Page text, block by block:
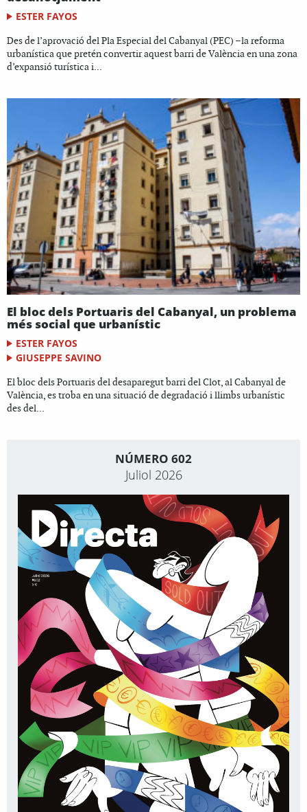
ESTER FAYOS
Des de l’aprovació del Pla Especial del Cabanyal (PEC) –la reforma
urbanística que pretén convertir aquest barri de València en una zona
d’expansió turística i...
El bloc dels Portuaris del Cabanyal, un problema
més social que urbanístic
ESTER FAYOS
GIUSEPPE SAVINO
El bloc dels Portuaris del desaparegut barri del Clot, al Cabanyal de
València, es troba en una situació de degradació i llimbs urbanístic
des del...
NÚMERO 602
Juliol 2026